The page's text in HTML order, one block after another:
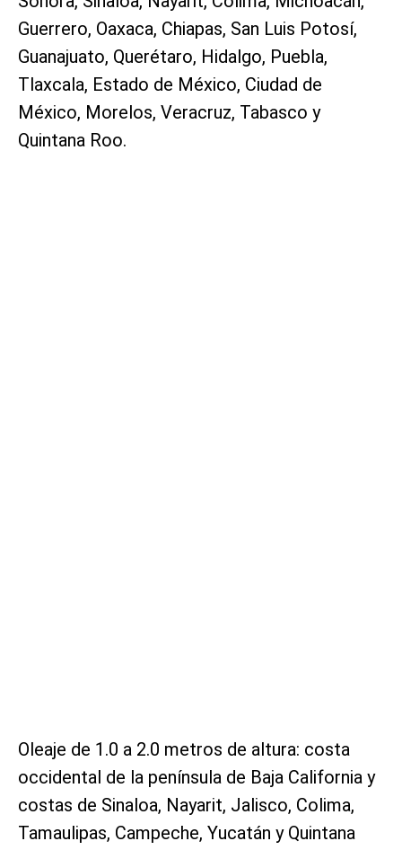
Guerrero, Oaxaca, Chiapas, San Luis Potosí,
Guanajuato, Querétaro, Hidalgo, Puebla,
Tlaxcala, Estado de México, Ciudad de
México, Morelos, Veracruz, Tabasco y
Quintana Roo.
Oleaje de 1.0 a 2.0 metros de altura: costa
occidental de la península de Baja California y
costas de Sinaloa, Nayarit, Jalisco, Colima,
Tamaulipas, Campeche, Yucatán y Quintana